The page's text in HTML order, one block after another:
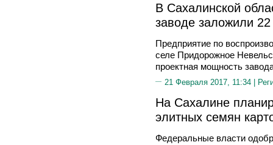
В Сахалинской
заводе заложили
Предприятие по
селе Придорожное
проектная мощность
21 Февраля 2017, 11:34 |
На Сахалине
элитных семян
Федеральные власти